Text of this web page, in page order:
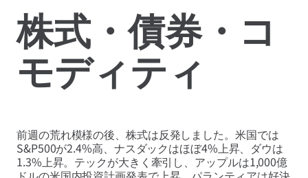
株式・債券・コ
モディティ
前週の荒れ模様の後、株式は反発しました。米国では
S&P500が2.4%高、ナスダックはほぼ4%上昇、ダウは
1.3%上昇。テックが大きく牽引し、アップルは1,000億